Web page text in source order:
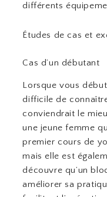
différents
Études de cas et
Cas d’un débutant
Lorsque vous
difficile de
conviendrait le
une jeune femme
premier cours de
mais elle est
découvre qu’un
améliorer sa